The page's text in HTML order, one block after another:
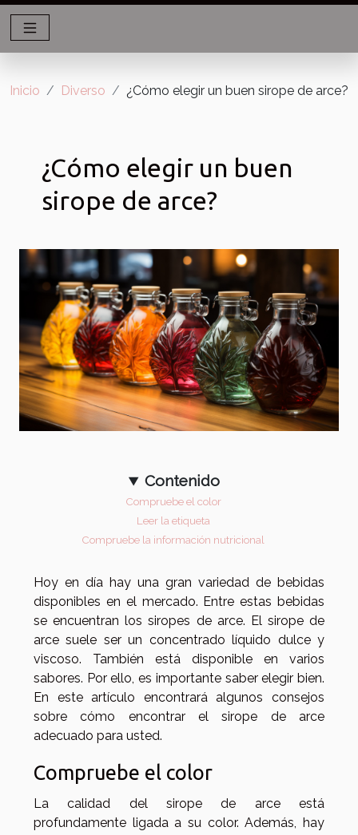
Inicio Diverso ¿Cómo elegir un buen sirope de arce?
¿Cómo elegir un buen
sirope de arce?
Contenido
Compruebe el color
Leer la etiqueta
Compruebe la información nutricional
Hoy en día hay una gran variedad de bebidas
disponibles en el mercado. Entre estas bebidas
se encuentran los siropes de arce. El sirope de
arce suele ser un concentrado líquido dulce y
viscoso. También está disponible en varios
sabores. Por ello, es importante saber elegir bien.
En este artículo encontrará algunos consejos
sobre cómo encontrar el sirope de arce
adecuado para usted.
Compruebe el color
La calidad del sirope de arce está
profundamente ligada a su color. Además, hay